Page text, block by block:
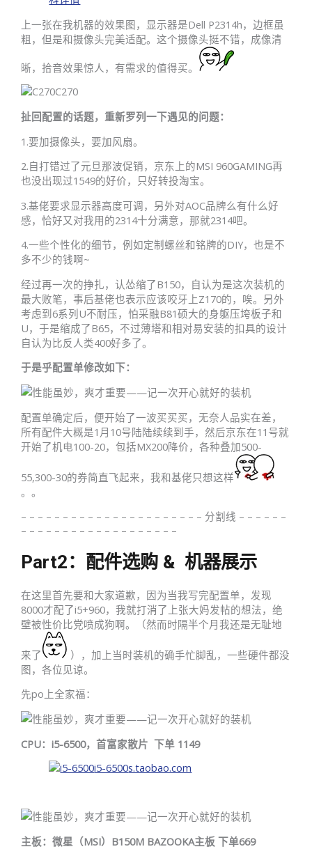
上一张在我机器的效果图，显示器是Dell P2314h，边框虽
粗，但是和摄像头完美适配。这个摄像头挺不错，成像清
晰，拾音效果惊人，有需求的值得买。
C270
扯回配置的话题，重新罗列一下遇见的问题：
1.要加摄像头，要加风扇。
2.自打错过了元旦那波促销，京东上的MSI 960GAMING再
也没出现过1549的好价，只好转投淘宝。
3.基佬要求显示器高度可调，另外对AOC品牌么有什么好
感，恰好又对我用的2314十分满意，那就2314吧。
4.一些个性化的细节，例如定制螺丝和铭牌的DIY，也是不
多不少的钱啊~
经过再一次的挣扎，认怂缩了B150，自认为是这次装机的
最大败笔，事后基佬也表示应该咬牙上Z170的，唉。另外
考虑到6系列U不耐压，怕采融B81硕大的身躯压垮板子和
U，于是缩成了B65，不过薄塔和相对易安装的扣具的设计
自认为比反人类400好多了。
于是乎配置单修改如下：
配置单确定后，便开始了一波买买买，无奈人品实在差，
所有配件大概是1月10号陆陆续续到手，然后京东在11号就
开始了机电100-20，包括MX200降价，各种叠加500-
55,300-30的券简直飞起来，我和基佬只想这样
。。
– – – – – – – – – – – – – – – – – – – – – – 分割线 – – – – – –
– – – – – – – – – – – – – – – – – – –
Part2：配件选购 & 机器展示
在这里首先要和大家道歉，因为当我写完配置单，发现
8000才配了i5+960，我就打消了上张大妈发帖的想法，绝
壁被性价比党喷成狗啊。（然而时隔半个月我还是无耻地
来了
），加上当时装机的确手忙脚乱，一些硬件都没
图，各位见谅。
先po上全家福：
CPU：i5-6500，首富家散片 下单 1149
i5-6500s.taobao.com
主板：微星（MSI）B150M BAZOOKA主板 下单669